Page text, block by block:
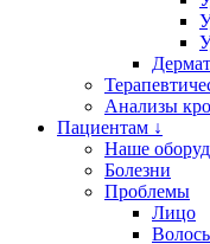
Анализы
Пациентам ↓
Наше
Болезни
Проблемы
Лицо